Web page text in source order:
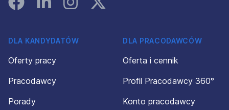
DLA KANDYDATÓW
Oferty pracy
Pracodawcy
Porady
DLA PRACODAWCÓW
Oferta i cennik
Profil Pracodawcy 360°
Konto pracodawcy